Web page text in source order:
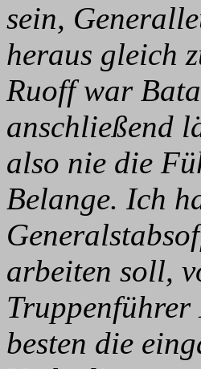
sein,
heraus gleich
Ruoff war
anschließend
also nie die
Belange. Ich
arbeiten soll,
besten die